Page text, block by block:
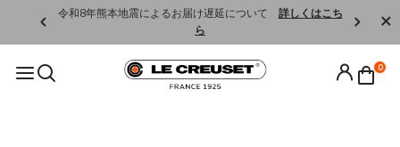
令和8年熊本地震によるお届け遅延について 詳しくはこち
ら
0